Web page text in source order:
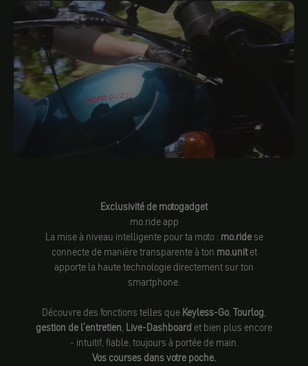
Exclusivité de motogadget
mo.ride app
La mise à niveau intelligente pour ta moto : mo.ridese
connecte de manière transparente à ton mo.unitet
apporte la haute technologie directement sur ton
smartphone.
Découvre des fonctions telles que Keyless-Go, Tourlog,
gestion de l'entretien, Live-Dashboard et bien plus encore
- intuitif, fiable, toujours à portée de main.
Vos courses dans votre poche.